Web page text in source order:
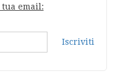
tua email:
Iscriviti